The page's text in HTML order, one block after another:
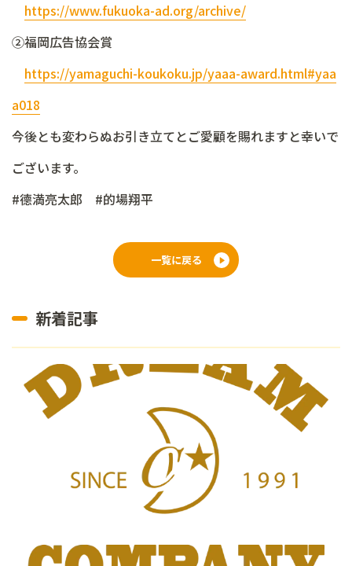
https://www.fukuoka-ad.org/archive/
②福岡広告協会賞
https://yamaguchi-koukoku.jp/yaaa-award.html#yaa
a018
今後とも変わらぬお引き立てとご愛顧を賜れますと幸いで
ございます。
#德満亮太郎 #的場翔平
一覧に戻る
新着記事